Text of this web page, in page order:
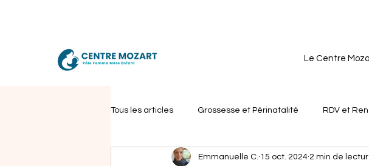
Le Centre
Tous les articles Grossesse et Périnatalité RDV et
Bien-être Développement de l’Enfant
Emmanuelle C. 15 oct. 2024 2 min de